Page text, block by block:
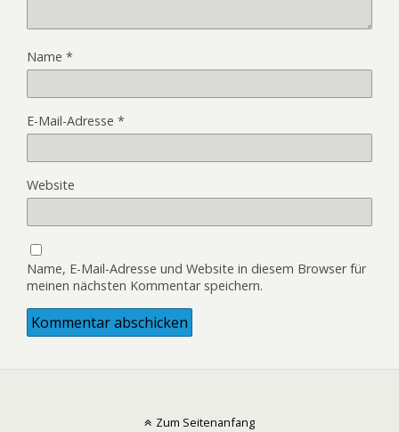
Name *
E-Mail-Adresse *
Website
Name, E-Mail-Adresse und Website in diesem Browser für
meinen nächsten Kommentar speichern.
Zum Seitenanfang